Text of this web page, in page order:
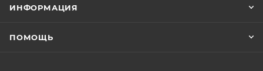
ИНФОРМАЦИЯ
ПОМОЩЬ